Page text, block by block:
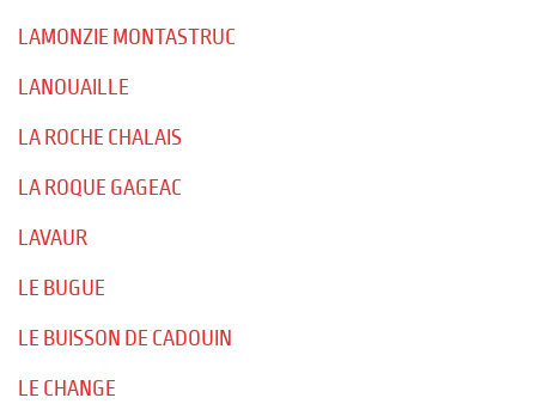
LAMONZIE MONTASTRUC
LANOUAILLE
LA ROCHE CHALAIS
LA ROQUE GAGEAC
LAVAUR
LE BUGUE
LE BUISSON DE CADOUIN
LE CHANGE